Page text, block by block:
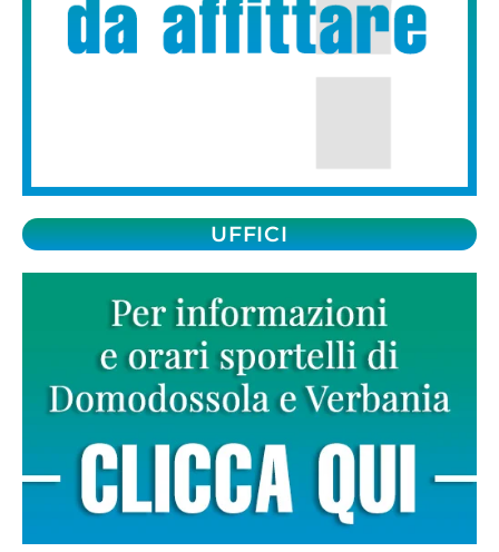
UFFICI